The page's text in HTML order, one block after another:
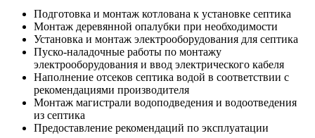
Подготовка и монтаж котлована к установке септика
Монтаж деревянной опалубки при необходимости
Установка и монтаж электрооборудования для септика
Пуско-наладочные работы по монтажу
электрооборудования и ввод электрического кабеля
Наполнение отсеков септика водой в соответствии с
рекомендациями производителя
Монтаж магистрали водоподведения и водоотведения
из септика
Предоставление рекомендаций по эксплуатации